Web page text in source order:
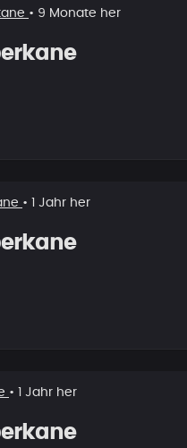
• 9 Monate her
• 1 Jahr her
• 1 Jahr her